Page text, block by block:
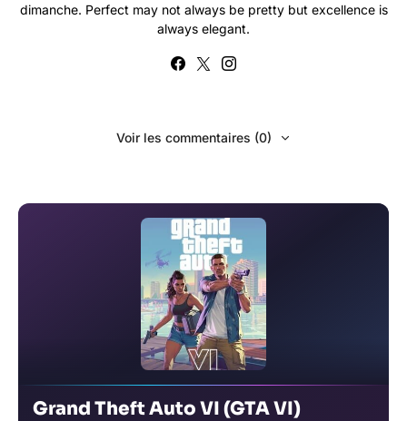
dimanche. Perfect may not always be pretty but excellence is
always elegant.
Voir les commentaires (0)
Grand Theft Auto VI (GTA VI)